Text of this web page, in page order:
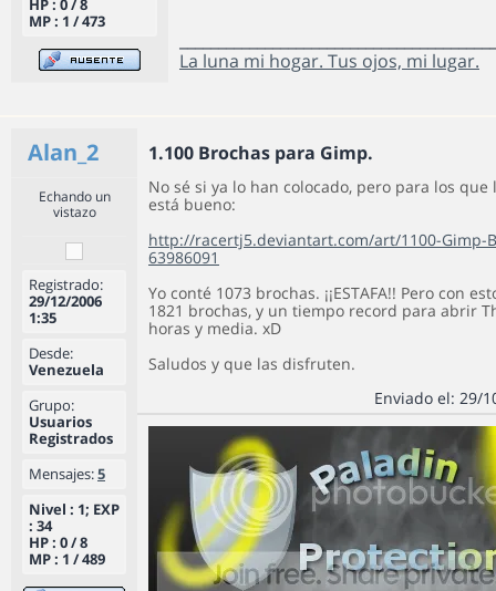
HP : 0 / 8
MP : 1 / 473
La luna mi hogar. Tus ojos, mi lugar.
Alan_2 1.100 Brochas para Gimp.
Echando un
vistazo
Registrado:
29/12/2006
1:35
Desde:
Venezuela
Grupo:
Usuarios
Registrados
Mensajes:5
Nivel : 1; EXP
: 34
HP : 0 / 8
MP : 1 / 489
No sé si ya lo han colocado, pero para los que
está bueno:
http://racertj5.deviantart.com/art/1100-Gimp-
63986091
Yo conté 1073 brochas. ¡¡ESTAFA!! Pero con
1821 brochas, y un tiempo record para abrir
horas y media. xD
Saludos y que las disfruten.
Enviado el: 29/